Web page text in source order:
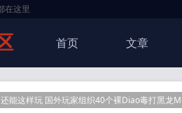
在这里
首页 文章
还能这样玩 国外玩家组织40个裸Diao毒打黑龙